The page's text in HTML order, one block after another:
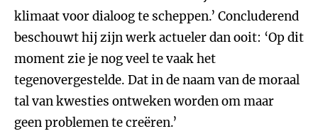
klimaat voor dialoog te scheppen.’ Concluderend
beschouwt hij zijn werk actueler dan ooit: ‘Op dit
moment zie je nog veel te vaak het
tegenovergestelde. Dat in de naam van de moraal
tal van kwesties ontweken worden om maar
geen problemen te creëren.’